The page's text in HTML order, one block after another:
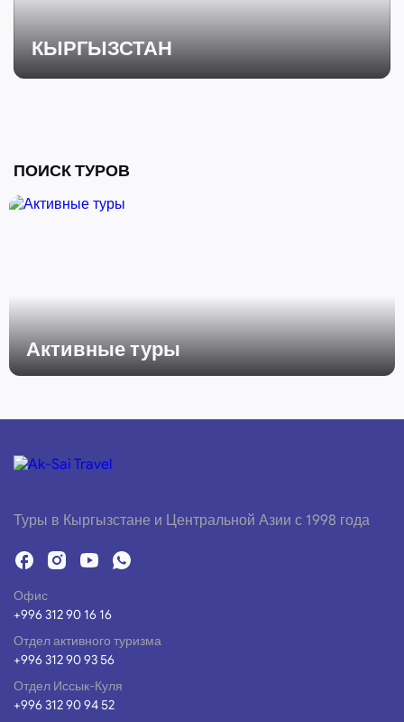
КЫРГЫЗСТАН
ПОИСК ТУРОВ
Активные туры
Туры в Кыргызстане и Центральной Азии с 1998 года
Офис
+996 312 90 16 16
Отдел активного туризма
+996 312 90 93 56
Отдел Иссык-Куля
+996 312 90 94 52